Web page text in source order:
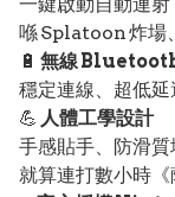
喺 Splatoon 炸場
🔋 無線 Bluetooth
穩定連線、超低延
💪 人體工學設計
手感貼手、防滑
就算連打數小時《